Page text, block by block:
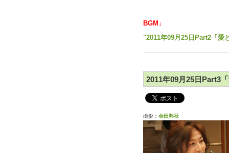
BGM↓
"2011年09月25日Part2「愛
2011年09月25日Part3
撮影： 会田邦秋